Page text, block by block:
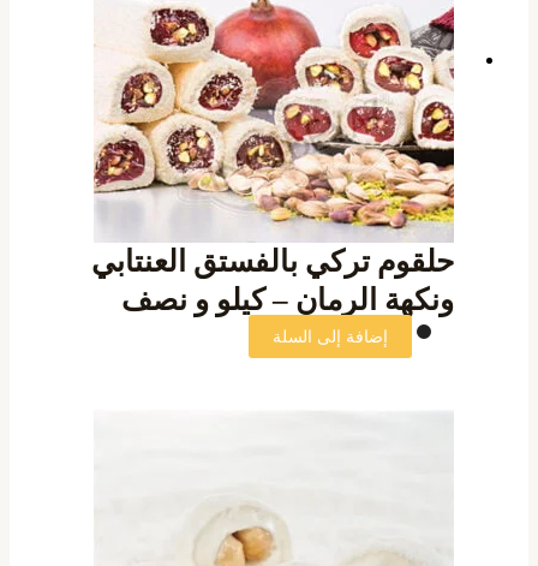
حلقوم تركي بالفستق العنتابي
ونكهة الرمان – كيلو و نصف
إضافة إلى السلة